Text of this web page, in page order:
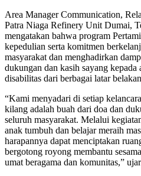
Area Manager Communication,
Patra Niaga Refinery Unit Dumai,
mengatakan bahwa program
kepedulian serta komitmen
masyarakat dan menghadirkan
dukungan dan kasih sayang kepada
disabilitas dari berbagai latar
“Kami menyadari di setiap
kilang adalah buah dari doa dan
seluruh masyarakat. Melalui
anak tumbuh dan belajar meraih
harapannya dapat menciptakan
bergotong royong membantu
umat beragama dan komunitas,”